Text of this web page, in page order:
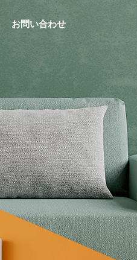
お問い合わせ